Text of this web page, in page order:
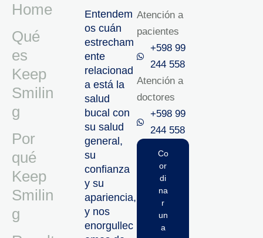
Home
Qué
es
Keep
Smilin
g
Por
qué
Keep
Smilin
g
Entendem
os cuán
estrecham
ente
relacionad
a está la
salud
bucal con
su salud
general,
su
confianza
y su
apariencia,
y nos
enorgullec
Atención a
pacientes
+598 99
244 558
Atención a
doctores
+598 99
244 558‬‬
Co
or
di
na
r
un
a